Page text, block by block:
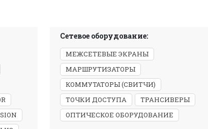
Сетевое оборудование:
МЕЖСЕТЕВЫЕ ЭКРАНЫ
МАРШРУТИЗАТОРЫ
КОММУТАТОРЫ (СВИТЧИ)
ТОЧКИ ДОСТУПА
ТРАНСИВЕРЫ
ОПТИЧЕСКОЕ ОБОРУДОВАНИЕ